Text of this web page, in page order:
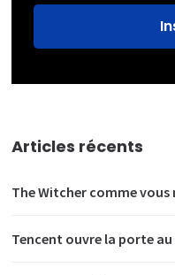
Articles récents
The Witcher comme vous
Tencent ouvre la porte